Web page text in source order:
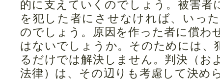
的に支えていくのでしょう。被害者
を犯した者にさせなければ、いっ
のでしょう。原因を作った者に償わ
はないでしょうか。そのためには、
るだけでは解決しません。判決（お
法律）は、その辺りも考慮して決め